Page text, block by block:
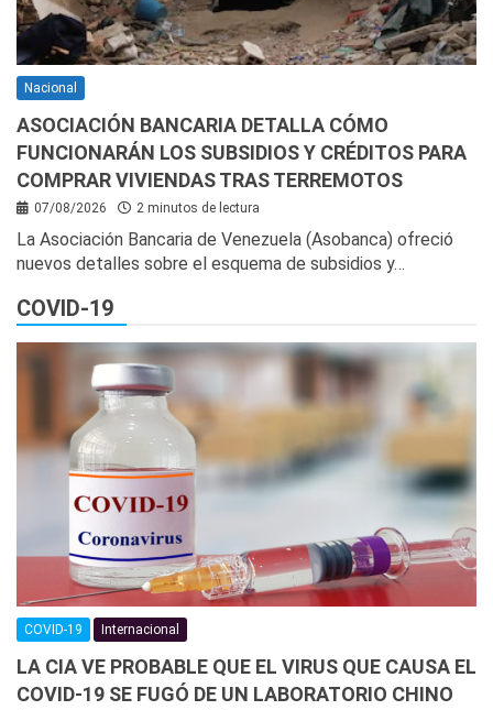
Nacional
ASOCIACIÓN BANCARIA DETALLA CÓMO
FUNCIONARÁN LOS SUBSIDIOS Y CRÉDITOS PARA
COMPRAR VIVIENDAS TRAS TERREMOTOS
07/08/2026 2 minutos de lectura
La Asociación Bancaria de Venezuela (Asobanca) ofreció
nuevos detalles sobre el esquema de subsidios y…
COVID-19
COVID-19 Internacional
LA CIA VE PROBABLE QUE EL VIRUS QUE CAUSA EL
COVID-19 SE FUGÓ DE UN LABORATORIO CHINO